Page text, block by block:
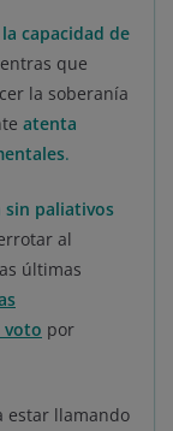
capacidad de
que
la soberanía
atenta
.
sin paliativos
al
últimas
voto por
estar llamando